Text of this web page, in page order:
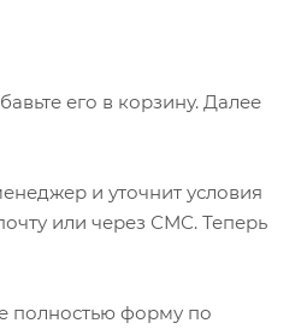
его в корзину. Далее
и уточнит условия
или через СМС. Теперь
полностью форму по